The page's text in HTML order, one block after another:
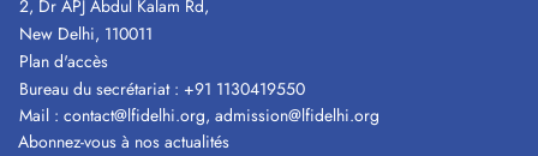
2, Dr APJ Abdul Kalam Rd,
New Delhi, 110011
Plan d'accès
Bureau du secrétariat : +91 1130419550
Mail : contact@lfidelhi.org, admission@lfidelhi.org
Abonnez-vous à nos actualités